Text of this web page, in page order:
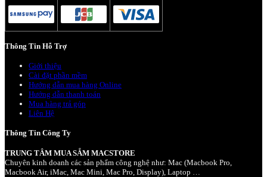
Thông Tin Hỗ Trợ
Giới thiệu
Cài đặt phần mềm
Hướng dẫn mua hàng Online
Hướng dẫn thanh toán
Mua hàng trả góp
Liên Hệ
Thông Tin Công Ty
TRUNG TÂM MUA SẮM MACSTORE
Chuyên kinh doanh các sản phẩm công nghệ như: Mac (Macbook Pro,
Macbook Air, iMac, Mac Mini, Mac Pro, Display), Laptop …